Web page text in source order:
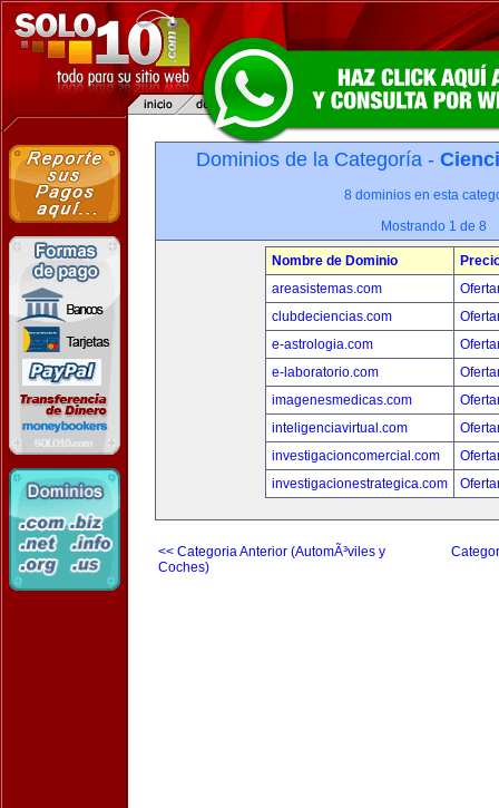
Dominios de la Categoría -
8 dominios en esta
Mostrando 1 de 8
Nombre de Dominio
areasistemas.com
clubdeciencias.com
e-astrologia.com
e-laboratorio.com
imagenesmedicas.com
inteligenciavirtual.com
investigacioncomercial.com
investigacionestrategica.com
<< Categoria Anterior (AutomÃ³viles y
Coches)